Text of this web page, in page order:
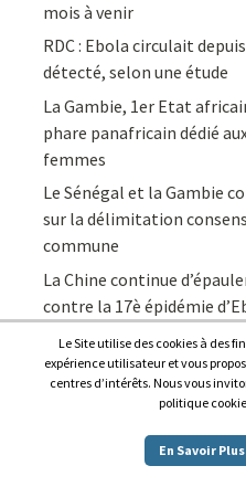
mois à venir
RDC : Ebola circulait
détecté, selon une étude
La Gambie, 1er Etat
phare panafricain dédié
femmes
Le Sénégal et la Gambie
sur la délimitation
commune
La Chine continue
contre la 17è épidémie
Afrique7, l’info
Proudly powered by WordPress.|
Le Site utilise des cookies à des
expérience utilisateur et vous
centres d’intérêts. Nous vous
politique
En Savoir Plus